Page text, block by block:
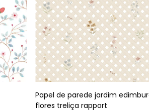
Papel de parede jardim
flores treliça rapport